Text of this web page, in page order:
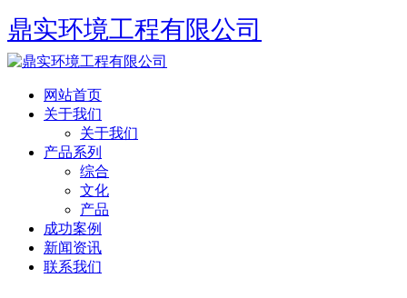
鼎实环境工程有限公司
网站首页
关于我们
关于我们
产品系列
综合
文化
产品
成功案例
新闻资讯
联系我们